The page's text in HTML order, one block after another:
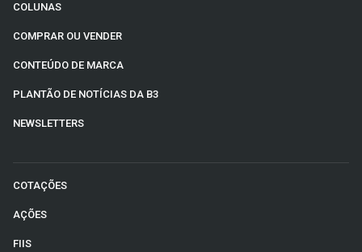
COLUNAS
COMPRAR OU VENDER
CONTEÚDO DE MARCA
PLANTÃO DE NOTÍCIAS DA B3
NEWSLETTERS
COTAÇÕES
AÇÕES
FIIS